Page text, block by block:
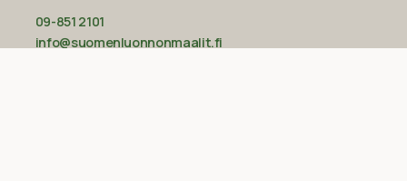
09-851 2101
info@suomenluonnonmaalit.fi